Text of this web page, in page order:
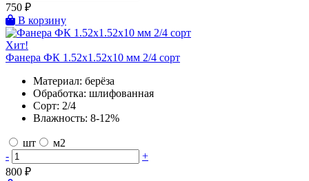
750 ₽
В корзину
Хит!
Фанера ФК 1.52х1.52х10 мм 2/4 сорт
Материал: берёза
Обработка: шлифованная
Сорт: 2/4
Влажность: 8-12%
шт
м2
-
+
800 ₽